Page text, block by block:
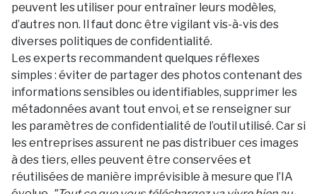
peuvent les utiliser pour entraîner leurs modèles,
d’autres non. Il faut donc être vigilant vis-à-vis des
diverses politiques de confidentialité.
Les experts recommandent quelques réflexes
simples : éviter de partager des photos contenant des
informations sensibles ou identifiables, supprimer les
métadonnées avant tout envoi, et se renseigner sur
les paramètres de confidentialité de l’outil utilisé. Car si
les entreprises assurent ne pas distribuer ces images
à des tiers, elles peuvent être conservées et
réutilisées de manière imprévisible à mesure que l’IA